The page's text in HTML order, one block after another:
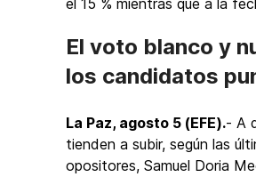
el 15 % mientras que a la
El voto blanco y
los candidatos
La Paz, agosto 5 (EFE).- A
tienden a subir, según las
opositores, Samuel Doria